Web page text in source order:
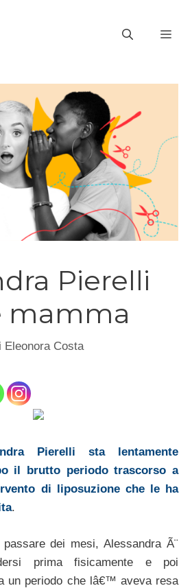
Pierelli
mamma
Eleonora Costa
Pierelli sta lentamente
il brutto periodo trascorso a
di liposuzione che le ha
.
dei mesi, Alessandra Ã¨
prima fisicamente e poi
un periodo che lâ€™ aveva resa